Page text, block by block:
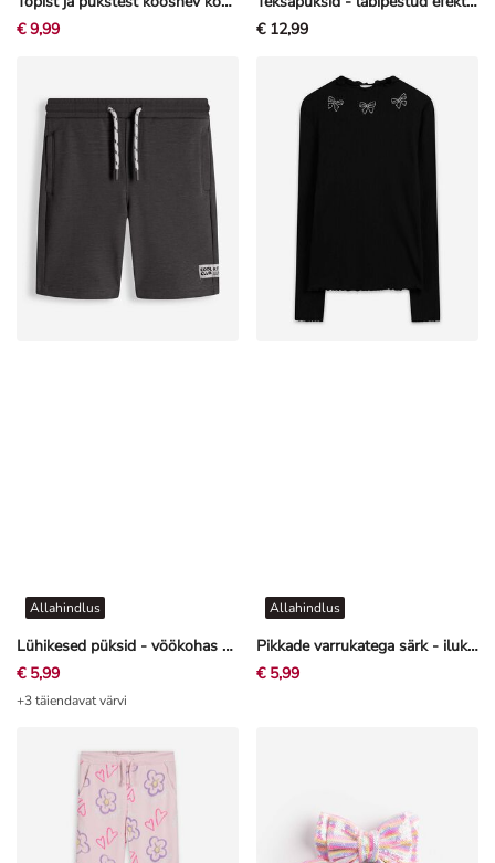
€ 9,99
€ 12,99
Lühikesed püksid - vöökohas kummipael - tumehall
Allahindlus
€ 5,99
+3 täiendavat värvi
Pikkade varrukatega särk - ilukivikesed - must
Allahindlus
€ 5,99